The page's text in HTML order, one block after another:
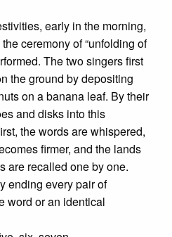
early in the morning,
ceremony of “unfolding of
The two singers first
the ground by depositing
on a banana leaf. By their
and disks into this
the words are whispered,
firmer, and the lands
are recalled one by one.
ending every pair of
word or an identical